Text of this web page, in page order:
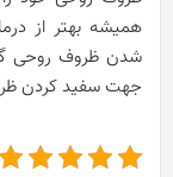
همیشه بهتر از
شدن ظروف روحی
جهت سفید کردن